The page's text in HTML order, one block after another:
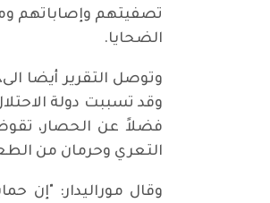
تصفيتهم وإصاباتهم
الضحايا.
وتوصل التقرير أيضا
وقد تسببت دولة
فضلاً عن الحصار،
التعري وحرمان من
وقال موراليدار: "إن